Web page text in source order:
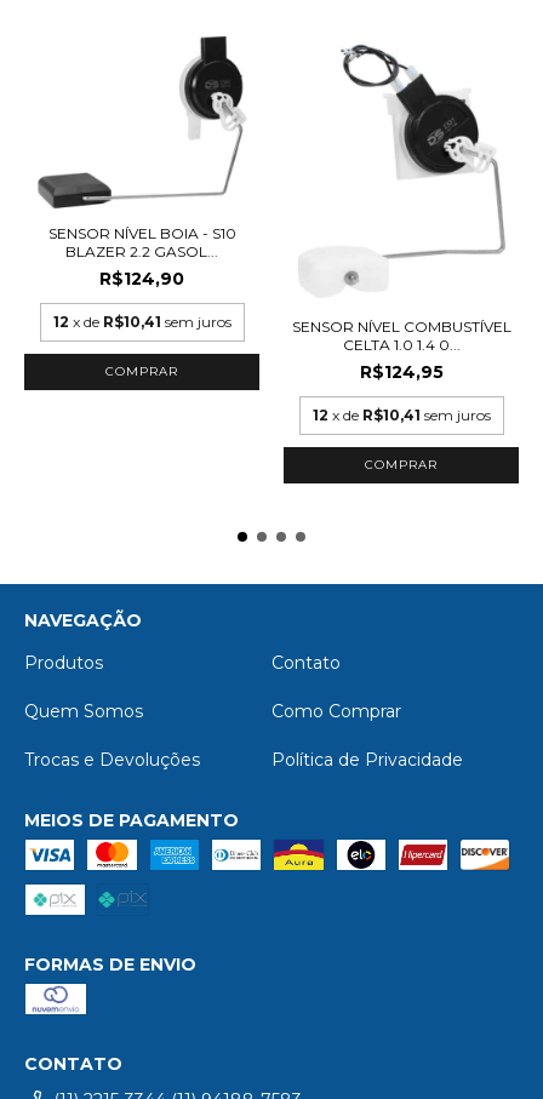
SENSOR NÍVEL BOIA - S10
BLAZER 2.2 GASOL...
R$124,90
12 x de R$10,41 sem juros
SENSOR NÍVEL COMBUSTÍVEL
CELTA 1.0 1.4 0...
R$124,95
12 x de R$10,41 sem juros
NAVEGAÇÃO
Produtos
Contato
Quem Somos Como Comprar
Trocas e Devoluções Política de Privacidade
MEIOS DE PAGAMENTO
FORMAS DE ENVIO
CONTATO